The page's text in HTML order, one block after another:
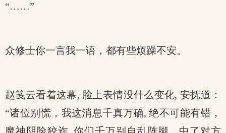
“……”
众修士你一言我一语，都有些烦躁不安。
赵笺云看着这幕, 脸上表情没什么变化, 安抚道：
“诸位别慌，我这消息千真万确, 绝不可能有错，